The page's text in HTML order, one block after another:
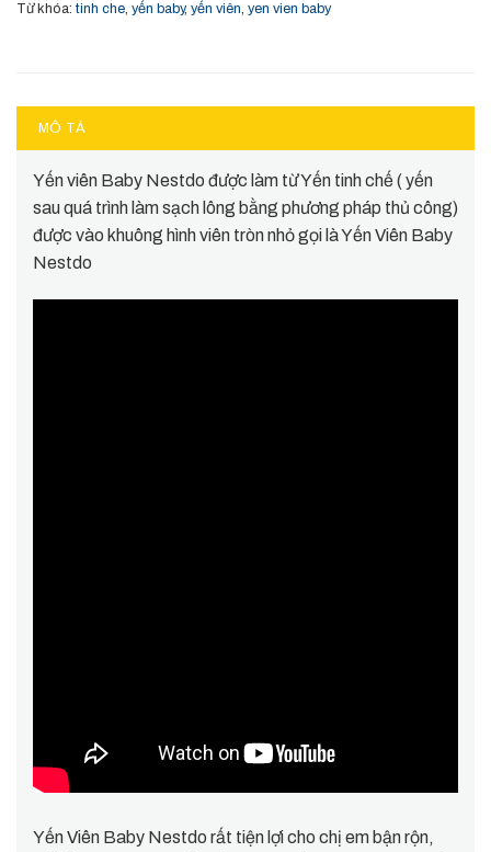
Từ khóa: tinh che, yến baby, yến viên, yen vien baby
MÔ TẢ
Yến viên Baby Nestdo được làm từ Yến tinh chế ( yến
sau quá trình làm sạch lông bằng phương pháp thủ công)
được vào khuông hình viên tròn nhỏ gọi là Yến Viên Baby
Nestdo
Yến Viên Baby Nestdo rất tiện lợi cho chị em bận rộn,